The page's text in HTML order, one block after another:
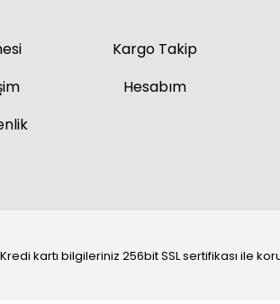
Kargo Takip
Hesabım
kartı bilgileriniz 256bit SSL sertifikası ile